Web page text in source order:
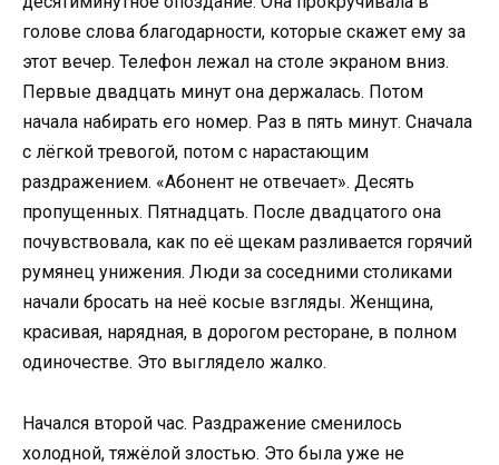
голове слова благодарности, которые скажет ему за
этот вечер. Телефон лежал на столе экраном вниз.
Первые двадцать минут она держалась. Потом
начала набирать его номер. Раз в пять минут. Сначала
с лёгкой тревогой, потом с нарастающим
раздражением. «Абонент не отвечает». Десять
пропущенных. Пятнадцать. После двадцатого она
почувствовала, как по её щекам разливается горячий
румянец унижения. Люди за соседними столиками
начали бросать на неё косые взгляды. Женщина,
красивая, нарядная, в дорогом ресторане, в полном
одиночестве. Это выглядело жалко.
Начался второй час. Раздражение сменилось
холодной, тяжёлой злостью. Это была уже не